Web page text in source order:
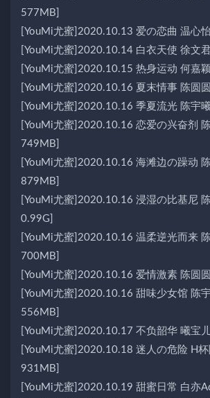
577MB]
[YouMi尤蜜]2020.10.13 爱の恋曲 温心
[YouMi尤蜜]2020.10.14 白衣天使 徐文
[YouMi尤蜜]2020.10.15 热身运动 何嘉
[YouMi尤蜜]2020.10.16 夏末情事 陈圆
[YouMi尤蜜]2020.10.16 季夏流光 陈宇
[YouMi尤蜜]2020.10.16 恋爱の兴奋剂
749MB]
[YouMi尤蜜]2020.10.16 海滩边の躁动
879MB]
[YouMi尤蜜]2020.10.16 浸湿の比基尼
0.99G]
[YouMi尤蜜]2020.10.16 温柔逆光而来
700MB]
[YouMi尤蜜]2020.10.16 爱情激素 陈圆
[YouMi尤蜜]2020.10.16 甜味少女馆 陈
556MB]
[YouMi尤蜜]2020.10.17 不负韶华 曦宝
[YouMi尤蜜]2020.10.18 迷人の危险 H
931MB]
[YouMi尤蜜]2020.10.19 甜蜜日常 白亦